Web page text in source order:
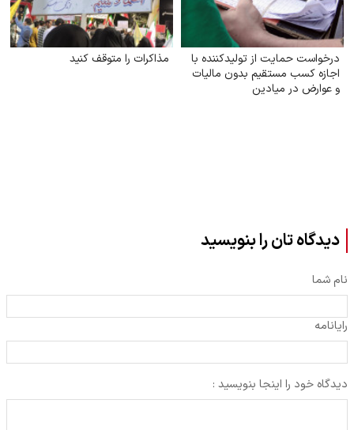
درخواست حمایت از تولیدکننده با
اجازه کسب مستقیم بدون مالیات
و عوارض در میادین
مذاکرات را متوقف کنید
دیدگاه تان را بنویسید
نام شما
رایانامه
دیدگاه خود را اینجا بنویسید :